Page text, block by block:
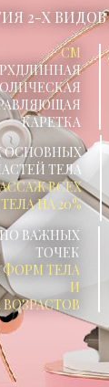
2-Х
СМ
КАРЕТКА
ОСНОВНЫХ
ТЕЛА
ВСЕХ
НА 20%
ВАЖНЫХ
ТОЧЕК
ФОРМ ТЕЛА
И